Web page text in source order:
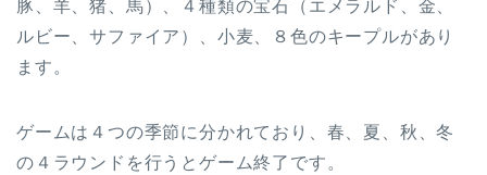
豚、羊、猪、馬）、４種類の宝石（エメラルド、金、
ルビー、サファイア）、小麦、８色のキープルがあり
ます。
ゲームは４つの季節に分かれており、春、夏、秋、冬
の４ラウンドを行うとゲーム終了です。